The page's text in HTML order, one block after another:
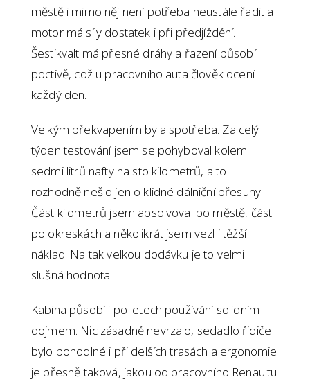
městě i mimo něj není potřeba neustále řadit a
motor má síly dostatek i při předjíždění.
Šestikvalt má přesné dráhy a řazení působí
poctivě, což u pracovního auta člověk ocení
každý den.
Velkým překvapením byla spotřeba. Za celý
týden testování jsem se pohyboval kolem
sedmi litrů nafty na sto kilometrů, a to
rozhodně nešlo jen o klidné dálniční přesuny.
Část kilometrů jsem absolvoval po městě, část
po okreskách a několikrát jsem vezl i těžší
náklad. Na tak velkou dodávku je to velmi
slušná hodnota.
Kabina působí i po letech používání solidním
dojmem. Nic zásadně nevrzalo, sedadlo řidiče
bylo pohodlné i při delších trasách a ergonomie
je přesně taková, jakou od pracovního Renaultu